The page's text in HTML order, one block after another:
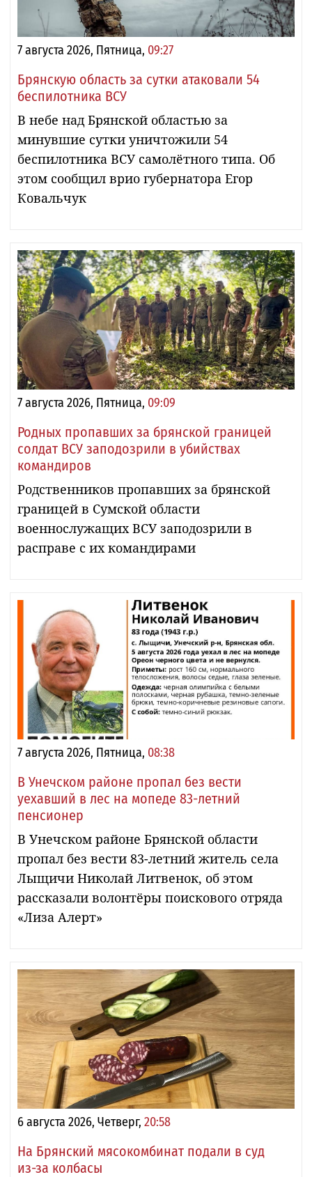
7 августа 2026, Пятница, 09:27
Брянскую область за сутки атаковали 54
беспилотника ВСУ
В небе над Брянской областью за
минувшие сутки уничтожили 54
беспилотника ВСУ самолётного типа. Об
этом сообщил врио губернатора Егор
Ковальчук
7 августа 2026, Пятница, 09:09
Родных пропавших за брянской границей
солдат ВСУ заподозрили в убийствах
командиров
Родственников пропавших за брянской
границей в Сумской области
военнослужащих ВСУ заподозрили в
расправе с их командирами
7 августа 2026, Пятница, 08:38
В Унечском районе пропал без вести
уехавший в лес на мопеде 83-летний
пенсионер
В Унечском районе Брянской области
пропал без вести 83-летний житель села
Лыщичи Николай Литвенок, об этом
рассказали волонтёры поискового отряда
«Лиза Алерт»
6 августа 2026, Четверг, 20:58
На Брянский мясокомбинат подали в суд
из-за колбасы